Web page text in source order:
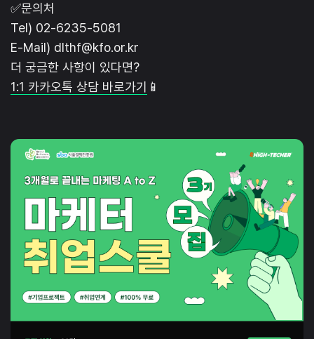
✅문의처
Tel) 02-6235-5081
E-Mail) dlthf@kfo.or.kr
더 궁금한 사항이 있다면?
1:1 카카오톡 상담 바로가기 📱